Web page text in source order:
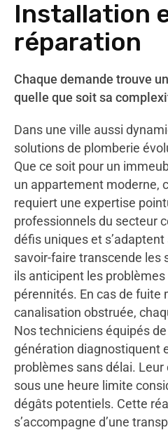
Installation
réparation
Chaque demande trouve
quelle que soit sa
Dans une ville aussi
solutions de plomberie
Que ce soit pour un
un appartement moderne,
requiert une expertise
professionnels du secteur
défis uniques et
savoir-faire transcende les
ils anticipent les
pérennités. En cas de fuite
canalisation obstruée,
Nos techniciens équipés
génération diagnostiquent
problèmes sans délai.
sous une heure limite
dégâts potentiels. Cette
s’accompagne d’une